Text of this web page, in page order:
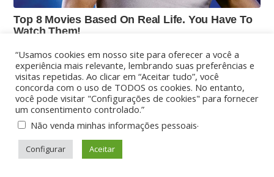
“Usamos cookies em nosso site para oferecer a você a
experiência mais relevante, lembrando suas preferências e
visitas repetidas. Ao clicar em “Aceitar tudo”, você
concorda com o uso de TODOS os cookies. No entanto,
você pode visitar "Configurações de cookies" para fornecer
um consentimento controlado.”
Não venda minhas informações pessoais.
Configurar Aceitar